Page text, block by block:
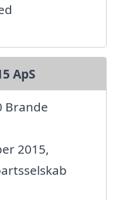
ApS
Brande
2015,